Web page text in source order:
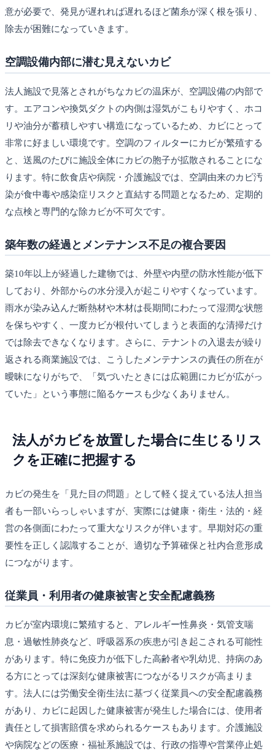
意が必要で、発見が遅れれば遅れるほど菌糸が深く根を張り、
除去が困難になっていきます。
空調設備内部に潜む見えないカビ
法人施設で見落とされがちなカビの温床が、空調設備の内部で
す。エアコンや換気ダクトの内側は湿気がこもりやすく、ホコ
リや油分が蓄積しやすい構造になっているため、カビにとって
非常に好ましい環境です。空調のフィルターにカビが繁殖する
と、送風のたびに施設全体にカビの胞子が拡散されることにな
ります。特に飲食店や病院・介護施設では、空調由来のカビ汚
染が食中毒や感染症リスクと直結する問題となるため、定期的
な点検と専門的な除カビが不可欠です。
築年数の経過とメンテナンス不足の複合要因
築10年以上が経過した建物では、外壁や内壁の防水性能が低下
しており、外部からの水分浸入が起こりやすくなっています。
雨水が染み込んだ断熱材や木材は長期間にわたって湿潤な状態
を保ちやすく、一度カビが根付いてしまうと表面的な清掃だけ
では除去できなくなります。さらに、テナントの入退去が繰り
返される商業施設では、こうしたメンテナンスの責任の所在が
曖昧になりがちで、「気づいたときには広範囲にカビが広がっ
ていた」という事態に陥るケースも少なくありません。
法人がカビを放置した場合に生じるリス
クを正確に把握する
カビの発生を「見た目の問題」として軽く捉えている法人担当
者も一部いらっしゃいますが、実際には健康・衛生・法的・経
営の各側面にわたって重大なリスクが伴います。早期対応の重
要性を正しく認識することが、適切な予算確保と社内合意形成
につながります。
従業員・利用者の健康被害と安全配慮義務
カビが室内環境に繁殖すると、アレルギー性鼻炎・気管支喘
息・過敏性肺炎など、呼吸器系の疾患が引き起こされる可能性
があります。特に免疫力が低下した高齢者や乳幼児、持病のあ
る方にとっては深刻な健康被害につながるリスクが高まりま
す。法人には労働安全衛生法に基づく従業員への安全配慮義務
があり、カビに起因した健康被害が発生した場合には、使用者
責任として損害賠償を求められるケースもあります。介護施設
や病院などの医療・福祉系施設では、行政の指導や営業停止処